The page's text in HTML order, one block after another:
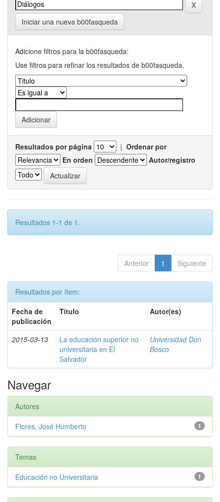
Iniciar una nueva b00fasqueda
Adicione filtros para la b00fasqueda:
Use filtros para refinar los resultados de b00fasqueda.
Resultados por página | Ordenar por
En orden
Autor/registro
Resultados 1-1 de 1.
Anterior 1 Siguiente
Resultados por ítem:
Fecha de
publicación
Título Autor(es)
2015-03-13
La educación superior no
universitaria en El
Salvador
Universidad Don
Bosco
Navegar
Autores
1
Flores, José Humberto
Temas
1
Educación no Universitaria